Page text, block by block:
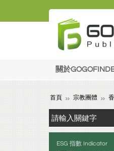
關於
首頁 宗教團體
ESG 指數 Indicator